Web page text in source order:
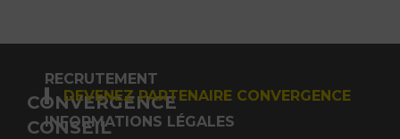
CONVERGENCE
CONSEIL
RECRUTEMENT
DEVENEZ PARTENAIRE CONVERGENCE
INFORMATIONS LÉGALES